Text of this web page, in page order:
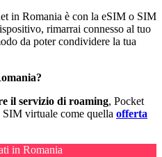
in Romania è con la eSIM o SIM
rimarrai connesso al tuo
da poter condividere la tua
il servizio di roaming, Pocket
virtuale come quella offerta
in Romania